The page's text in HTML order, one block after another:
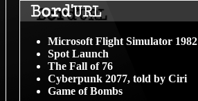
Bord'URL
Microsoft Flight Simulator 1982
Spot Launch
The Fall of 76
Cyberpunk 2077, told by Ciri
Game of Bombs